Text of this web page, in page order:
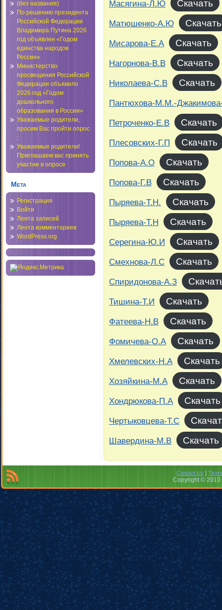
(без названия)
По решению президента
Российской Федерации
Владимира Путина 2026
год объявлен «Годом
единства народов
России»
Министерство
просвещения Российской
Федерации объявило
2026 год «Годом
дошкольного
образования в России»
Уважаемые родители,
просим Вас пройти опрос
:
Уважаемые родители!
Приглашаем вас принять
участие в опросе
Мета
Регистрация
Войти
Лента записей
Лента комментариев
WordPress.org
Масягина-Л.Ю Скачать
Матюшенко-А.Ю Скачать
Мисарова-Е.А Скачать
Нагорнова-В.В Скачать
Николаева-С.В Скачать
Пантюхова-М.М.-
Петроченко-Е.В
Скачать
Плесовских-Г.П Скачать
Попова-А.О Скачать
Попова-Г.В Скачать
Пыряева-Т.Н. Скачать
Пыряева-Т.Н Скачать
Серегина-Ю.И Скачать
Смехнова-Л.С Скачать
Спиридонова-А.З
Тишина-Т.И Скачать
Фатеева-Н.В Скачать
Фомичева-О.А Скачать
Хмелевских-Н.А Скачать
Хозяйкина-М.А Скачать
Хондрюкова-П.А Скачать
Чертыковцева-Т.С
Шавердина-М.В Скачать
Contact Us
Copyright ©